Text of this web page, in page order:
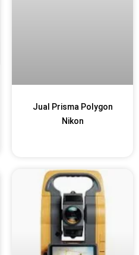
Jual Prisma Polygon
Nikon